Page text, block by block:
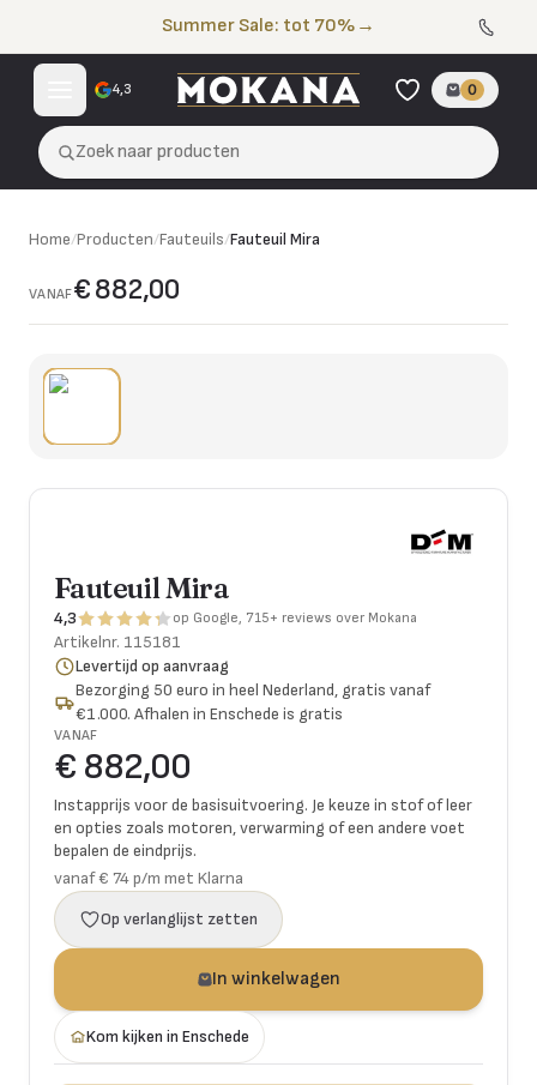
Summer Sale: tot 70% →
4,3 0
Zoek naar producten
Home/Producten/Fauteuils/Fauteuil Mira
VANAF€ 882,00
Fauteuil Mira
4,3 op Google, 715+ reviews over Mokana
Artikelnr. 115181
Levertijd op aanvraag
Bezorging 50 euro in heel Nederland, gratis vanaf
€1.000. Afhalen in Enschede is gratis
VANAF
€ 882,00
Instapprijs voor de basisuitvoering. Je keuze in stof of leer
en opties zoals motoren, verwarming of een andere voet
bepalen de eindprijs.
vanaf € 74 p/m met Klarna
Op verlanglijst zetten
In winkelwagen
Kom kijken in Enschede